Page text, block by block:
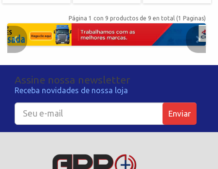
Página 1 con 9 productos de 9 en total (1 Paginas)
Assine nossa newsletter
Receba novidades de nossa loja
Enviar